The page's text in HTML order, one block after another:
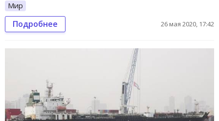
Мир
Подробнее 26 мая 2020, 17:42